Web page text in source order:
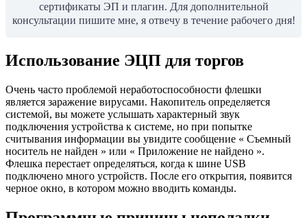
сертификаты ЭП и плагин. Для дополнительной
консультации пишите мне, я отвечу в течение рабочего дня!
Использование ЭЦП для торгов
Очень часто проблемой неработоспособности флешки
является заражение вирусами. Накопитель определяется
системой, вы можете услышать характерный звук
подключения устройства к системе, но при попытке
считывания информации вы увидите сообщение « Съемный
носитель не найден » или « Приложение не найдено ».
Флешка перестает определяться, когда к шине USB
подключено много устройств. После его открытия, появится
черное окно, в котором можно вводить команды.